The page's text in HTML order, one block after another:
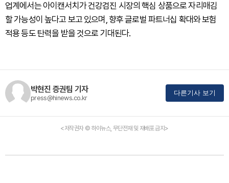
업계에서는 아이캔서치가 건강검진 시장의 핵심 상품으로 자리매김
할 가능성이 높다고 보고 있으며, 향후 글로벌 파트너십 확대와 보험
적용 등도 탄력을 받을 것으로 기대된다.
박현진 증권팀 기자
press@hinews.co.kr
다른기사 보기
<저작권자 © 하이뉴스, 무단전재 및 재배포 금지>